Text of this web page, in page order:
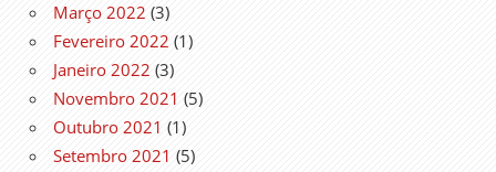
Março 2022 (3)
Fevereiro 2022 (1)
Janeiro 2022 (3)
Novembro 2021 (5)
Outubro 2021 (1)
Setembro 2021 (5)